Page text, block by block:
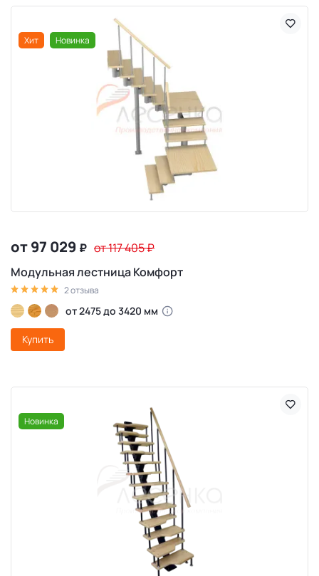
Хит Новинка
от 97 029 ₽ от 117 405₽
Модульная лестница Комфорт
2 отзыва
от 2475 до 3420 мм
Купить
Новинка